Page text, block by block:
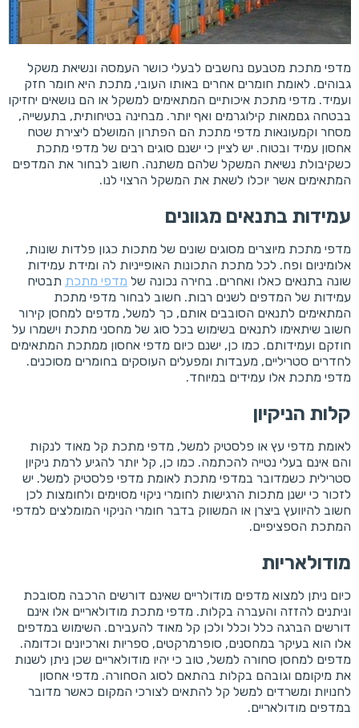
מדפי מתכת מטבעם נחשבים לבעלי כושר העמסה ונשיאת משקל
גבוהים. לאומת חומרים אחרים באותו העובי, מתכת היא חומר חזק
ועמיד. מדפי מתכת איכותיים המתאימים למשקל או הם נושאים יחזיקו
בבטחה גםמאות קילוגרמים ואף יותר. מבחינה בטיחותית, בתעשייה,
מסחר וקמעונאות מדפי מתכת הם הפתרון המושלם ליצירת שטח
אחסון עמיד ובטוח. יש לציין כי ישנם סוגים רבים של מדפי מתכת
כשקיבולת נשיאת המשקל שלהם משתנה. חשוב לבחור את המדפים
המתאימים אשר יוכלו לשאת את המשקל הרצוי לנו.
עמידות בתנאים מגוונים
מדפי מתכת מיוצרים מסוגים שונים של מתכות כגון פלדות שונות,
אלומיניום ופח. לכל מתכת התכונות האופייניות לה ומידת עמידות
שונה בתנאים כאלו ואחרים. בחירה נכונה של מדפי מתכת תבטיח
עמידות של המדפים לשנים רבות. חשוב לבחור מדפי מתכת
המתאימים לתנאים הסובבים אותם, כך למשל, מדפים למחסן קירור
חשוב שיתאימו לתנאים בשימוש בכל סוג של מחסני מתכת וישמרו על
חוזקם ועמידותם. כמו כן, ישנם כיום מדפי אחסון ממתכת המתאימים
לחדרים סטריליים, מעבדות ומפעלים העוסקים בחומרים מסוכנים.
מדפי מתכת אלו עמידים במיוחד.
קלות הניקיון
לאומת מדפי עץ או פלסטיק למשל, מדפי מתכת קל מאוד לנקות
והם אינם בעלי נטייה להכתמה. כמו כן, קל יותר להגיע לרמת ניקיון
סטרילית כשמדובר במדפי מתכת לאומת מדפי פלסטיק למשל. יש
לזכור כי ישנן מתכות הרגישות לחומרי ניקוי מסוימים ולחומצות לכן
חשוב להיוועץ ביצרן או המשווק בדבר חומרי הניקוי המומלצים למדפי
המתכת הספציפיים.
מודולאריות
כיום ניתן למצוא מדפים מודולריים שאינם דורשים הרכבה מסובכת
וניתנים להזזה והעברה בקלות. מדפי מתכת מודולאריים אלו אינם
דורשים הברגה כלל וכלל ולכן קל מאוד להעבירם. השימוש במדפים
אלו הוא בעיקר במחסנים, סופרמרקטים, ספריות וארכיונים וכדומה.
מדפים למחסן סחורה למשל, טוב כי יהיו מודולאריים שכן ניתן לשנות
את מיקומם וגובהם בקלות בהתאם לסוג הסחורה. מדפי אחסון
לחנויות ומשרדים למשל קל להתאים לצורכי המקום כאשר מדובר
במדפים מודולאריים.